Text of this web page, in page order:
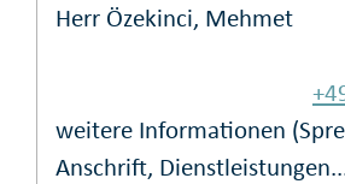
Herr Özekinci, Mehmet
weitere Informationen
Anschrift,